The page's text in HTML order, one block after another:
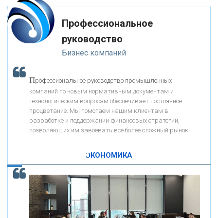
«РОСЕВРОБАНК»
«ПРЕСС-СЛУЖБА ВТБ24»
«АВТОГРАДБАНК»
«ПРОМРЕГИОНБАНК»
ОНАС
Как Система быстрых платежей за пять лет
изменила финансовый рынок - «Интервью»
мимо ушей. Он никогда не бывает полезен никому, кроме того, кто его
-- Люблю давать советы и очень не люблю, когда их дают мне.
Профессиональное
руководство
Бизнес компаний
Профессиональное руководство промышленных
компаний по новым нормативным документам и
технологическим вопросам обеспечивает постоянное
процветание. Мы помогаем нашим клиентам в
разработке и поддержании финансовых стратегий,
позволяющих им завоевать все более сложный рынок.
ЭКОНОМИКА